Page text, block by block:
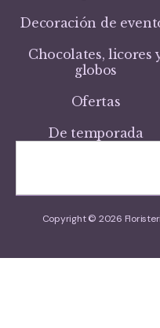
Decoración de
Chocolates, licores
globos
Ofertas
De temporada
Copyright © 2026